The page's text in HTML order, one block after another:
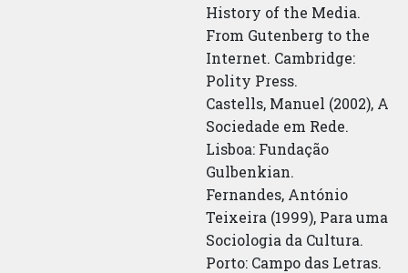
History of the Media.
From Gutenberg to the
Internet. Cambridge:
Polity Press.
Castells, Manuel (2002), A
Sociedade em Rede.
Lisboa: Fundação
Gulbenkian.
Fernandes, António
Teixeira (1999), Para uma
Sociologia da Cultura.
Porto: Campo das Letras.